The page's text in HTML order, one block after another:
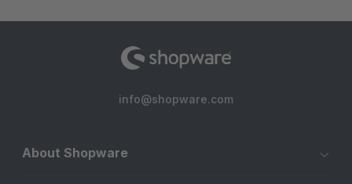
info@shopware.com
About Shopware